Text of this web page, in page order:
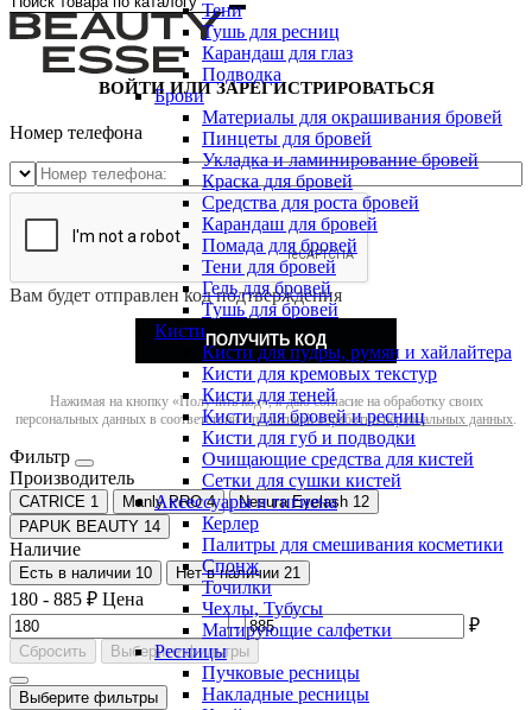
Тени
Тушь для ресниц
Карандаш для глаз
Подводка
Брови
Материалы для окрашивания бровей
Пинцеты для бровей
Укладка и ламинирование бровей
Краска для бровей
Средства для роста бровей
Карандаш для бровей
Помада для бровей
Тени для бровей
Гель для бровей
Тушь для бровей
Кисти
Кисти для пудры, румян и хайлайтера
Кисти для кремовых текстур
Кисти для теней
Кисти для бровей и ресниц
Кисти для губ и подводки
Очищающие средства для кистей
Сетки для сушки кистей
Аксессуары и гигиена
Керлер
Палитры для смешивания косметики
Спонж
Точилки
Чехлы, Тубусы
Матирующие салфетки
Ресницы
Пучковые ресницы
Накладные ресницы
ВОЙТИ ИЛИ ЗАРЕГИСТРИРОВАТЬСЯ
Номер телефона
Вам будет отправлен код подтверждения
ПОЛУЧИТЬ КОД
Нажимая на кнопку «Получить код», я даю согласие на обработку своих
персональных данных в соответствии сполитикой обработки персональных данных.
Фильтр
Производитель
CATRICE 1 Manly PRO 4 Nesura Eyelash 12
PAPUK BEAUTY 14
Наличие
Есть в наличии 10 Нет в наличии 21
180 - 885 ₽ Цена
-
₽
Сбросить Выберите фильтры
Выберите фильтры